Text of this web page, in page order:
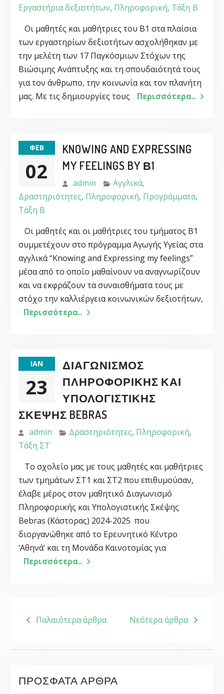
Εργαστήρια δεξιοτήτων, Πληροφορική, Τάξη Β
Οι μαθητές και μαθήτριες του Β1 στα πλαίσια
των εργαστηρίων δεξιοτήτων ασχολήθηκαν με
την μελέτη των 17 Παγκόσμιων Στόχων της
Βιώσιμης Ανάπτυξης και τη σπουδαιότητά τους
για τον άνθρωπο, την κοινωνία και τον πλανήτη
μας. Με τις δημιουργίες τους
Περισσότερα..
ΦΕΒ
02
KNOWING AND EXPRESSING
MY FEELINGS BY Β1
admin Αγγλικά,
Δραστηριότητες, Πληροφορική, Προγράμματα,
Τάξη Β
Οι μαθητές και οι μαθήτριες του τμήματος Β1
συμμετέχουν στο πρόγραμμα Αγωγής Υγείας στα
αγγλικά “Knowing and Expressing my feelings”
μέσα από το οποίο μαθαίνουν να αναγνωρίζουν
και να εκφράζουν τα συναισθήματα τους με
στόχο την καλλιέργεια κοινωνικών δεξιοτήτων,
Περισσότερα..
ΙΑΝ
23
ΔΙΑΓΩΝΙΣΜΌΣ
ΠΛΗΡΟΦΟΡΙΚΉΣ ΚΑΙ
ΥΠΟΛΟΓΙΣΤΙΚΉΣ
ΣΚΈΨΗΣ BEBRAS
admin Δραστηριότητες, Πληροφορική,
Τάξη ΣΤ
Το σχολείο μας με τους μαθητές και μαθήτριες
των τμημάτων ΣΤ1 και ΣΤ2 που επιθυμούσαν,
έλαβε μέρος στον μαθητικό Διαγωνισμό
Πληροφορικής και Υπολογιστικής Σκέψης
Bebras (Κάστορας) 2024-2025 που
διοργανώθηκε από το Ερευνητικό Κέντρο
‘Αθηνά’ και τη Μονάδα Καινοτομίας για
Περισσότερα..
ΠΛΟΉΓΗΣΗ
Παλαιότερα άρθρα Νεότερα άρθρα
ΠΡΌΣΦΑΤΑ ΆΡΘΡΑ